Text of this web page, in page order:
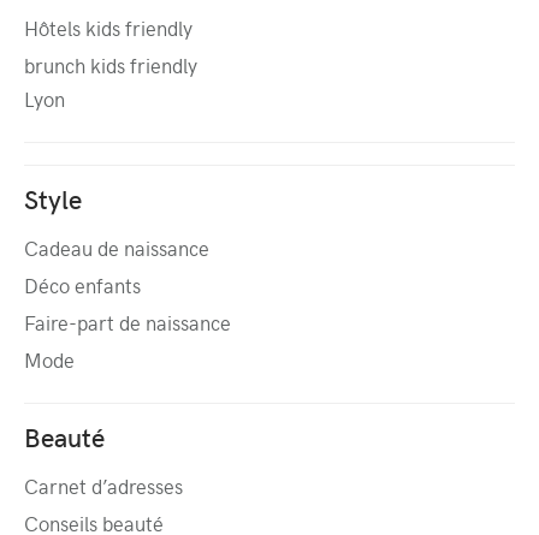
Hôtels kids friendly
brunch kids friendly
Lyon
Style
Cadeau de naissance
Déco enfants
Faire-part de naissance
Mode
Beauté
Carnet d’adresses
Conseils beauté